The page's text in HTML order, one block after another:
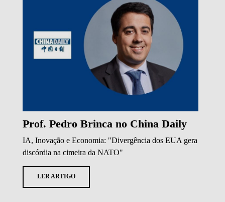
Prof. Pedro Brinca no China Daily
IA, Inovação e Economia: "Divergência dos EUA gera
discórdia na cimeira da NATO"
LER ARTIGO